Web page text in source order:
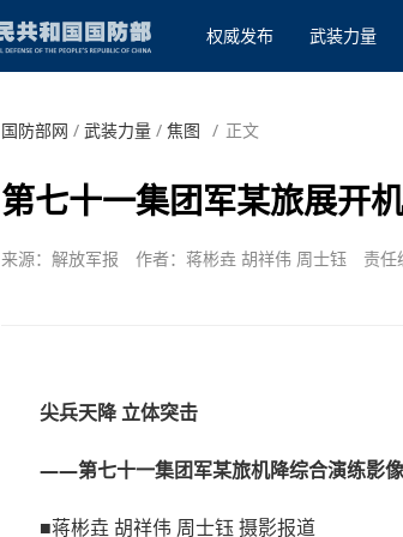
权威发布 武装力量
国防部网 / 武装力量/ 焦图 / 正文
第七十一集团军某旅展开
来源：解放军报 作者：蒋彬垚 胡祥伟 周士钰 责任
尖兵天降 立体突击
——第七十一集团军某旅机降综合演练影像
■蒋彬垚 胡祥伟 周士钰 摄影报道